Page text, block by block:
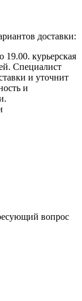
доставки:
19.00. курьерская
Специалист
и уточнит
и
вопрос